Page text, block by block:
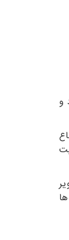
و
طول و ارتفاع